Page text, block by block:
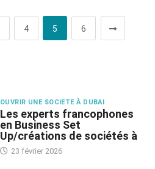
4 5 6
OUVRIR UNE SOCIETE À DUBAI
Les experts francophones
en Business Set
Up/créations de sociétés à
23 février 2026